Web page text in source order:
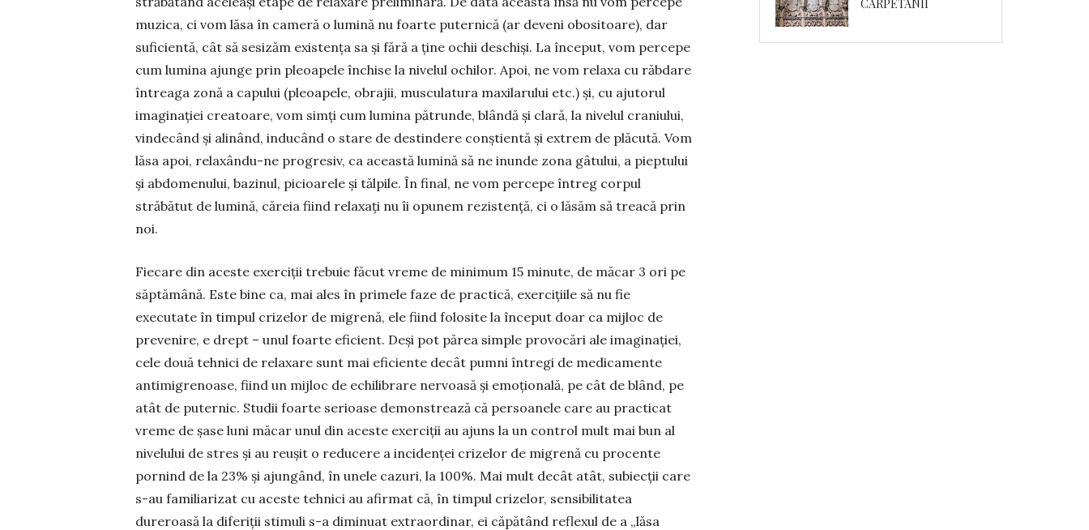
muzica, ci vom lăsa în came­ră o lu­mină nu foarte puter­nică (ar deveni obo­sitoare), dar
suficientă, cât să sesi­zăm existența sa și fără a ține ochii deschiși. La înce­put, vom per­cepe
cum lumi­na ajunge prin pleoapele închise la nivelul ochilor. Apoi, ne vom relaxa cu răb­dare
întreaga zonă a ca­pului (pleoapele, obra­jii, muscu­latura maxi­la­­ru­lui etc.) și, cu ajutorul
imaginației creatoare, vom simți cum lumina pă­trunde, blândă și clară, la nivelul cra­niului,
vin­decând și alinând, indu­când o stare de des­tin­dere conștientă și ex­trem de plăcută. Vom
lăsa apoi, rela­xându-ne progresiv, ca această lu­mină să ne inunde zona gâtului, a piep­­tului
și abdomenului, bazinul, pi­cioarele și tălpile. În final, ne vom per­cepe întreg corpul
străbătut de lu­mină, căreia fiind relaxați nu îi opu­nem rezistență, ci o lăsăm să treacă prin
noi.
Fiecare din aceste exerciții trebuie făcut vreme de minimum 15 minute, de măcar 3 ori pe
săptă­mână. Este bine ca, mai ales în primele faze de practică, exercițiile să nu fie
executate în tim­pul crizelor de migrenă, ele fiind folosite la în­ceput doar ca mijloc de
prevenire, e drept – unul foarte efi­cient. De­și pot părea simple pro­vocări ale ima­gina­ției,
cele două tehnici de relaxare sunt mai eficiente decât pumni întregi de medicamente
anti­mi­grenoase, fiind un mijloc de echi­li­brare nervoasă și emoțională, pe cât de blând, pe
atât de puternic. Studii foarte serioase demonstrează că per­soanele care au practicat
vreme de șase luni măcar unul din aceste exer­ciții au ajuns la un control mult mai bun al
nivelului de stres și au reușit o reducere a inci­denței crizelor de mi­grenă cu procente
pornind de la 23% și ajungând, în unele cazuri, la 100%. Mai mult decât atât, subiecții care
s-au familiarizat cu aceste tehnici au afirmat că, în timpul crizelor, sensibi­litatea
dureroasă la diferiții stimuli s-a diminuat extraordinar, ei căpă­tând reflexul de a „lăsa
CARPETANII